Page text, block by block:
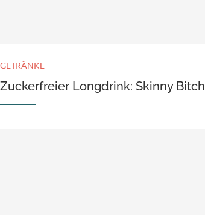
GETRÄNKE
Zuckerfreier Longdrink: Skinny Bitch